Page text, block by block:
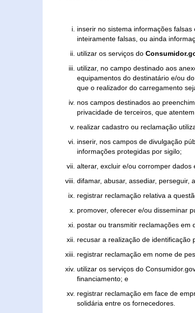
inserir no sistema informações
inteiramente falsas, ou ainda
utilizar os serviços do
utilizar, no campo destinado aos
equipamentos do destinatário e/ou do
que o realizador do carregamento
nos campos destinados ao
privacidade de terceiros, que
realizar cadastro ou reclamação
inserir, nos campos de divulgação
informações protegidas por sigilo;
alterar, excluir e/ou corromper
difamar, abusar, assediar, perseguir,
registrar reclamação relativa a
promover, oferecer e/ou disseminar
postar ou transmitir reclamações em
recusar a realização de identificação
registrar reclamação em nome de
utilizar os serviços do
financiamento; e
registrar reclamação em face de
solidária entre os fornecedores.